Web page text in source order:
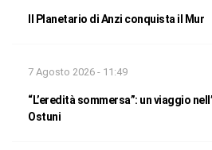
Il Planetario di Anzi conquista il Mur
7 Agosto 2026 - 11:49
“L’eredità sommersa”: un viaggio
Ostuni